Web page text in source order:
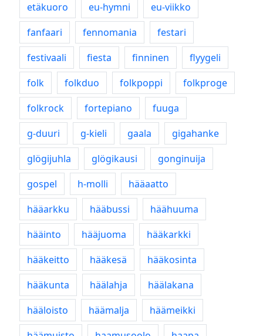
etäkuoro
eu-hymni
eu-viikko
fanfaari
fennomania
festari
festivaali
fiesta finninen
flyygeli
folk
folkduo folkpoppi
folkproge
folkrock
fortepiano
fuuga
g-duuri
g-kieli gaala
gigahanke
glögijuhla
glögikausi
gonginuija
gospel
h-molli
hääaatto
hääarkku
hääbussi
häähuuma
hääinto
hääjuoma
hääkarkki
hääkeitto
hääkesä
hääkosinta
hääkunta
häälahja
häälakana
hääloisto
häämalja
häämeikki